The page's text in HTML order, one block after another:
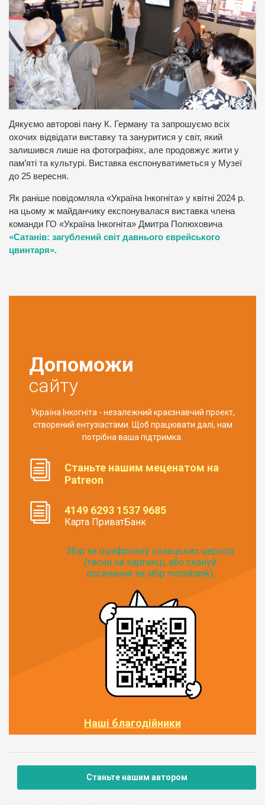
Дякуємо авторові пану К. Герману та запрошуємо всіх
охочих відвідати виставку та зануритися у світ, який
залишився лише на фотографіях, але продовжує жити у
пам’яті та культурі. Виставка експонуватиметься у Музеї
до 25 вересня.
Як раніше повідомляла «Україна Інкогніта» у квітні 2024 р.
на цьому ж майданчику експонувалася виставка члена
команди ГО «Україна Інкогніта» Дмитра Полюховича
«Сатанів: загублений світ давнього єврейського
цвинтаря».
Допоможи
сайту
Україна Інкогніта - незалежний краєзнавчий проект,
створений ентузіастами. Щоб працювати далі, нам
потрібна ваша підтримка.
Станьте нашим меценатом на
Patreon
4149 6293 1537 9685
Карта ПриватБанк
Збір на оцифровку козацьких церков
(тисни на картинці, або скануй
посилання на збір monobank):
Наші благодійники
Станьте нашим автором